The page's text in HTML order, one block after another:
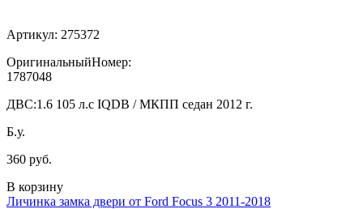
Артикул: 275372
ОригинальныйНомер:
1787048
ДВС:1.6 105 л.с IQDB / МКПП седан 2012 г.
Б.у.
360 руб.
В корзину
Личинка замка двери от Ford Focus 3 2011-2018